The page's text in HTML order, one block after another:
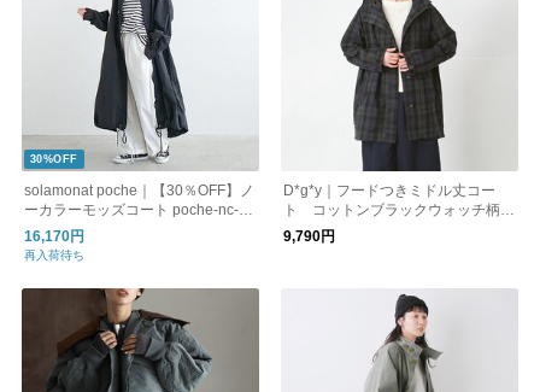
30%OFF
solamonat poche｜【30％OFF】ノ
ーカラーモッズコート poche-nc-m
ods
16,170円
再入荷待ち
D*g*y｜フードつきミドル丈コー
ト コットンブラックウォッチ柄
D9695
9,790円